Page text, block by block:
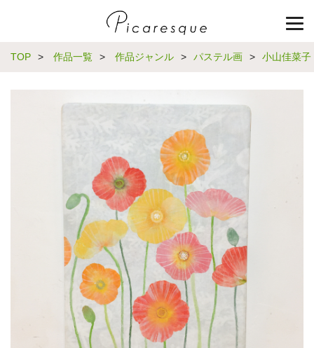
TOP > 作品一覧 > 作品ジャンル > パステル画 > 小山佳菜子